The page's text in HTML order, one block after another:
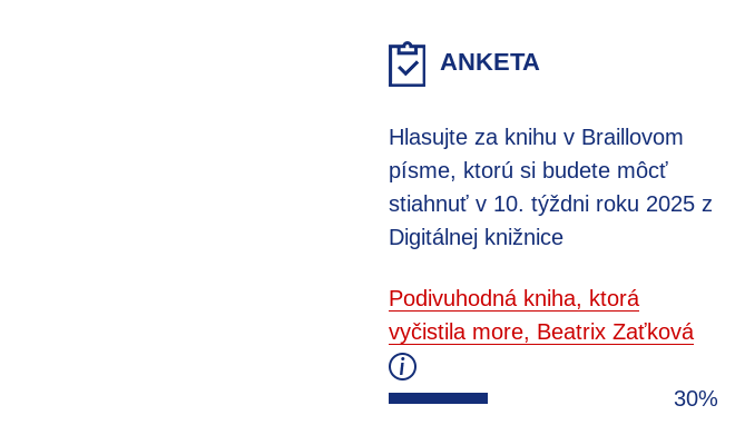
ANKETA
Hlasujte za knihu v Braillovom
písme, ktorú si budete môcť
stiahnuť v 10. týždni roku 2025 z
Digitálnej knižnice
Podivuhodná kniha, ktorá
vyčistila more, Beatrix Zaťková
30%